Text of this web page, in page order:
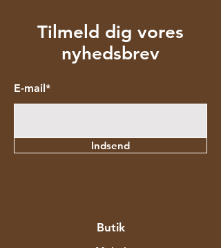
Tilmeld dig vores
nyhedsbrev
E-mail*
Indsend
Butik